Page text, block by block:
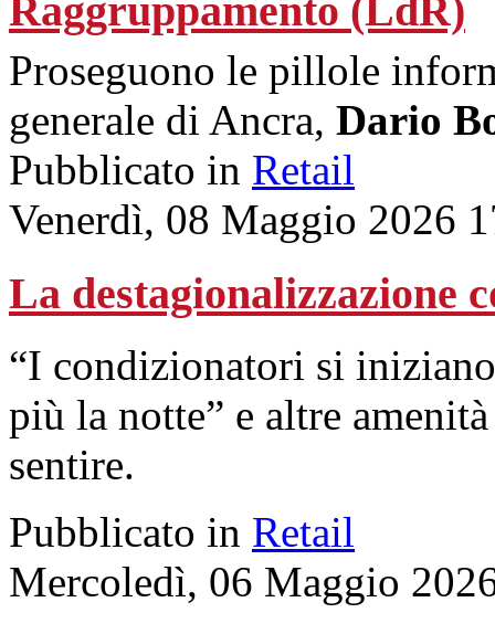
Raggruppamento (LdR)
Proseguono le pillole
generale di Ancra, Dario
Pubblicato in Retail
Venerdì, 08 Maggio 2026
La destagionalizzazione
“I condizionatori si
più la notte” e altre
sentire.
Pubblicato in Retail
Mercoledì, 06 Maggio